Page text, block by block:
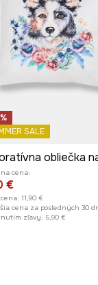
SALE
cena:
€
11,90 €
cena za posledných 30
zľavy: 5,90 €